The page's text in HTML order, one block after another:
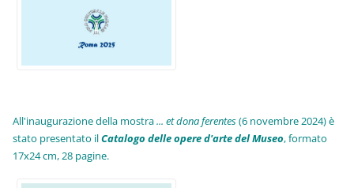
All'inaugurazione della mostra... et dona ferentes(6 novembre 2024) è
stato presentato ilCatalogo delle opere d'arte del Museo, formato
17x24 cm, 28 pagine.